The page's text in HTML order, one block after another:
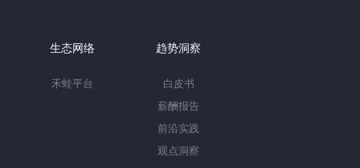
生态网络
禾蛙平台
趋势洞察
白皮书
薪酬报告
前沿实践
观点洞察